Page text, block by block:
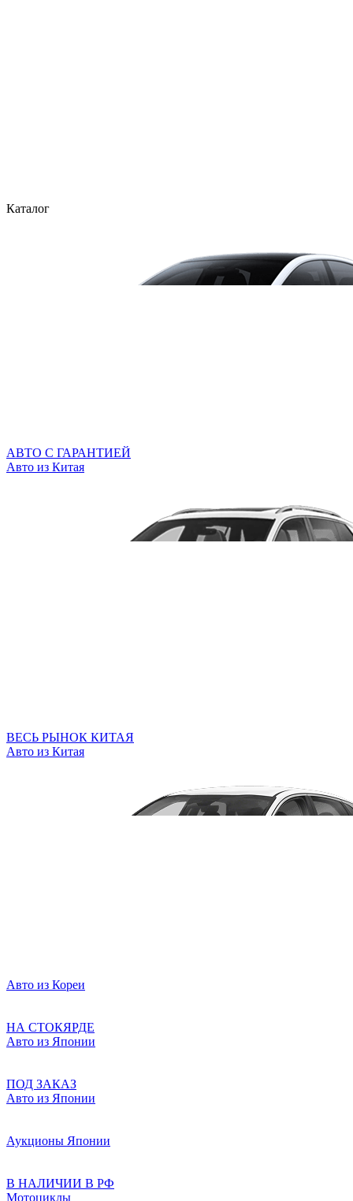
Каталог
АВТО С ГАРАНТИЕЙ
Авто из Китая
ВЕСЬ РЫНОК КИТАЯ
Авто из Китая
Авто из Кореи
НА СТОКЯРДЕ
Авто из Японии
ПОД ЗАКАЗ
Авто из Японии
Аукционы Японии
В НАЛИЧИИ В РФ
Мотоциклы